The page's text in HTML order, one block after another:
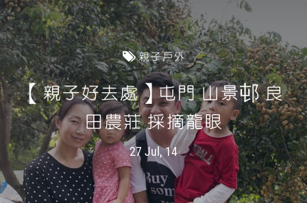
親子戶外
【親子好去處】屯門 山景邨 良
田農莊 採摘龍眼
27 Jul, 14